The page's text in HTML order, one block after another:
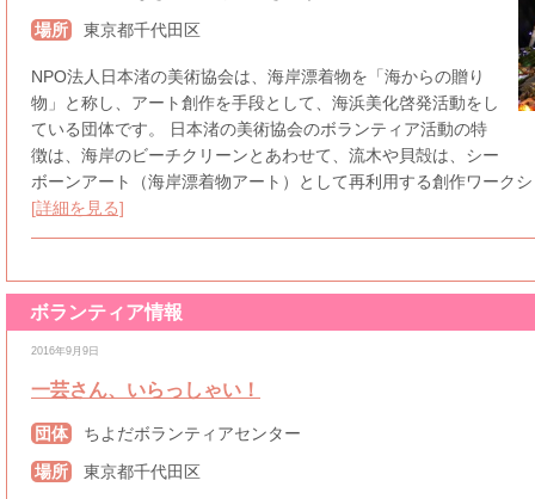
場所
東京都千代田区
NPO法人日本渚の美術協会は、海岸漂着物を「海からの贈り
物」と称し、アート創作を手段として、海浜美化啓発活動をし
ている団体です。 日本渚の美術協会のボランティア活動の特
徴は、海岸のビーチクリーンとあわせて、流木や貝殻は、シー
ボーンアート（海岸漂着物アート）として再利用する創作ワーク
[詳細を見る]
ボランティア情報
2016年9月9日
一芸さん、いらっしゃい！
団体
ちよだボランティアセンター
場所
東京都千代田区